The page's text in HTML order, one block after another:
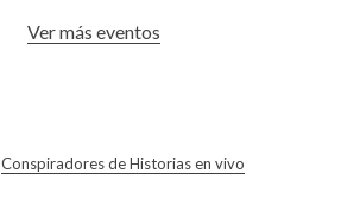
Ver más eventos
Conspiradores de Historias en vivo